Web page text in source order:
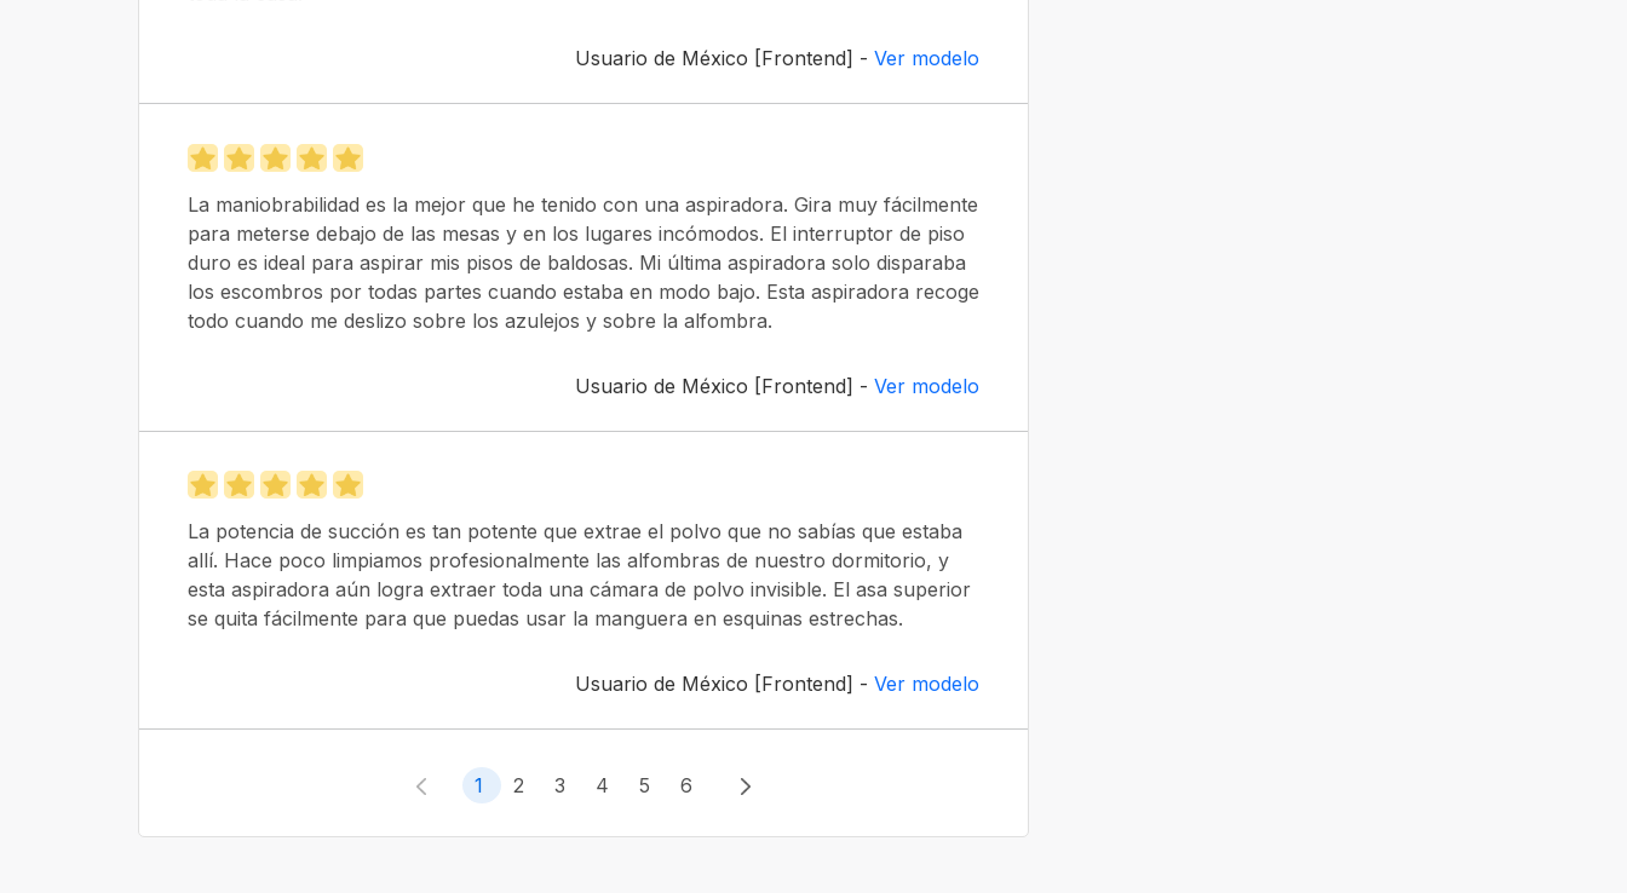
Usuario de México [Frontend] - Ver modelo
La maniobrabilidad es la mejor que he tenido con una aspiradora. Gira muy fácilmente
para meterse debajo de las mesas y en los lugares incómodos. El interruptor de piso
duro es ideal para aspirar mis pisos de baldosas. Mi última aspiradora solo disparaba
los escombros por todas partes cuando estaba en modo bajo. Esta aspiradora recoge
todo cuando me deslizo sobre los azulejos y sobre la alfombra.
Usuario de México [Frontend] - Ver modelo
La potencia de succión es tan potente que extrae el polvo que no sabías que estaba
allí. Hace poco limpiamos profesionalmente las alfombras de nuestro dormitorio, y
esta aspiradora aún logra extraer toda una cámara de polvo invisible. El asa superior
se quita fácilmente para que puedas usar la manguera en esquinas estrechas.
Usuario de México [Frontend] - Ver modelo
1 2 3 4 5 6